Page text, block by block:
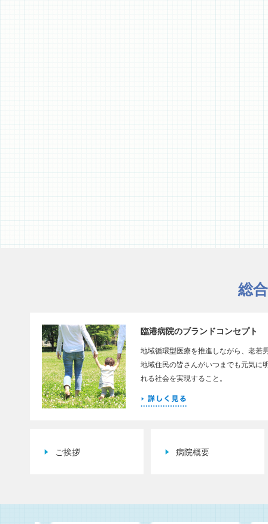
総
臨港病院のブランドコンセプト
地域循環型医療を推進しながら、老若
地域住民の皆さんがいつまでも元気に
れる社会を実現すること。
ご挨拶 病院概要